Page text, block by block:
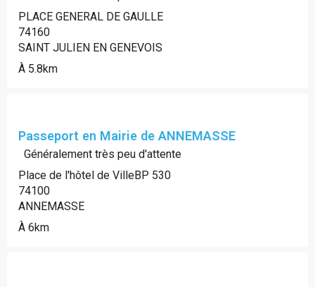
PLACE GENERAL DE GAULLE
74160
SAINT JULIEN EN GENEVOIS
À 5.8km
Passeport en Mairie de ANNEMASSE
Généralement très peu d'attente
Place de l'hôtel de VilleBP 530
74100
ANNEMASSE
À 6km